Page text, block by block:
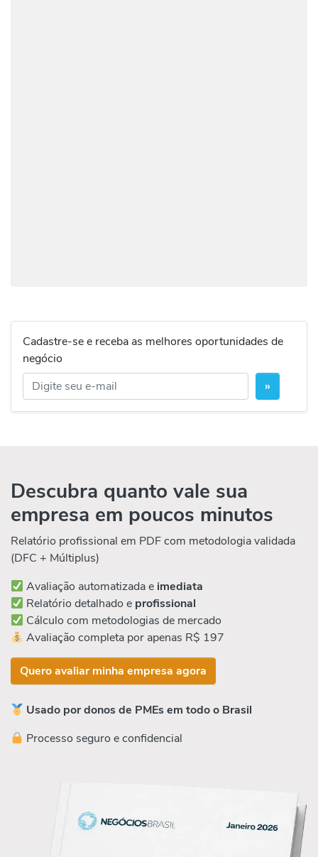
Cadastre-se e receba as melhores oportunidades de
negócio
»
Descubra quanto vale sua
empresa em poucos minutos
Relatório profissional em PDF com metodologia validada
(DFC + Múltiplus)
Avaliação automatizada e imediata
Relatório detalhado e profissional
Cálculo com metodologias de mercado
Avaliação completa por apenas R$ 197
Quero avaliar minha empresa agora
Usado por donos de PMEs em todo o Brasil
Processo seguro e confidencial